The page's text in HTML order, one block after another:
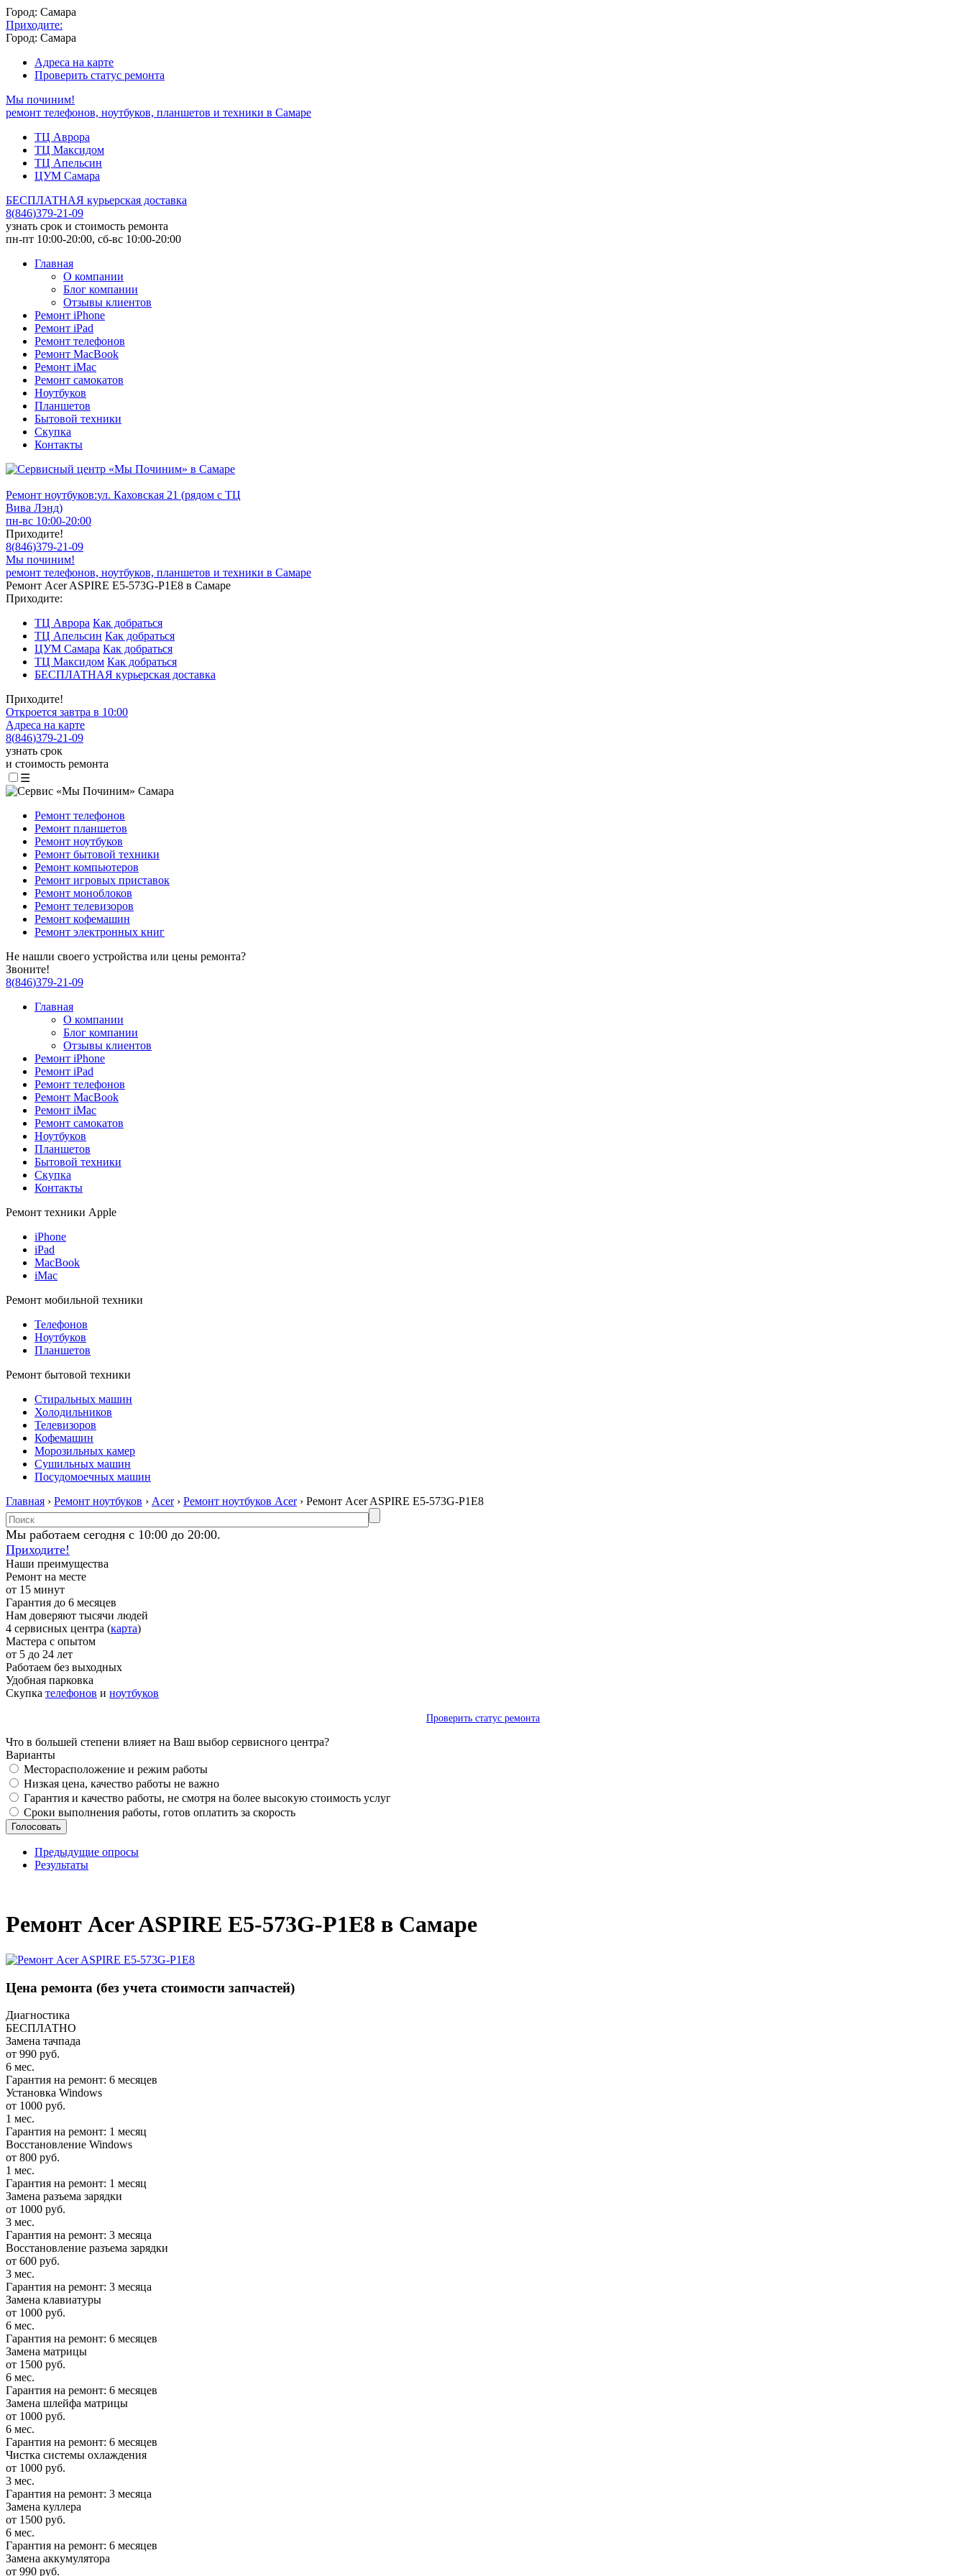
Город: Самара
Приходите:
Город: Самара
Адреса на карте
Проверить статус ремонта
Мы починим!
ремонт телефонов, ноутбуков, планшетов и техники в Самаре
ТЦ Аврора
ТЦ Максидом
ТЦ Апельсин
ЦУМ Самара
БЕСПЛАТНАЯ курьерская доставка
8(846)379-21-09
узнать срок и стоимость ремонта
пн-пт 10:00-20:00, сб-вс 10:00-20:00
Главная
О компании
Блог компании
Отзывы клиентов
Ремонт iPhone
Ремонт iPad
Ремонт телефонов
Ремонт MacBook
Ремонт iMac
Ремонт самокатов
Ноутбуков
Планшетов
Бытовой техники
Скупка
Контакты
Ремонт ноутбуков:ул. Каховская 21 (рядом с ТЦ
Вива Лэнд)
пн-вс 10:00-20:00
Приходите!
8(846)379-21-09
Мы починим!
ремонт телефонов, ноутбуков, планшетов и техники в Самаре
Ремонт Acer ASPIRE E5-573G-P1E8 в Самаре
Приходите:
ТЦ Аврора Как добраться
ТЦ Апельсин Как добраться
ЦУМ Самара Как добраться
ТЦ Максидом Как добраться
БЕСПЛАТНАЯ курьерская доставка
Приходите!
Откроется завтра в 10:00
Адреса на карте
8(846)379-21-09
узнать срок
и стоимость ремонта
☰
Ремонт телефонов
Ремонт планшетов
Ремонт ноутбуков
Ремонт бытовой техники
Ремонт компьютеров
Ремонт игровых приставок
Ремонт моноблоков
Ремонт телевизоров
Ремонт кофемашин
Ремонт электронных книг
Не нашли своего устройства или цены ремонта?
Звоните!
8(846)379-21-09
Главная
О компании
Блог компании
Отзывы клиентов
Ремонт iPhone
Ремонт iPad
Ремонт телефонов
Ремонт MacBook
Ремонт iMac
Ремонт самокатов
Ноутбуков
Планшетов
Бытовой техники
Скупка
Контакты
Ремонт техники Apple
iPhone
iPad
MacBook
iMac
Ремонт мобильной техники
Телефонов
Ноутбуков
Планшетов
Ремонт бытовой техники
Стиральных машин
Холодильников
Телевизоров
Кофемашин
Морозильных камер
Сушильных машин
Посудомоечных машин
Главная › Ремонт ноутбуков › Acer› Ремонт ноутбуков Acer› Ремонт Acer ASPIRE E5-573G-P1E8
Мы работаем сегодня с 10:00 до 20:00.
Приходите!
Наши преимущества
Ремонт на месте
от 15 минут
Гарантия до 6 месяцев
Нам доверяют тысячи людей
4 сервисных центра (карта)
Мастера с опытом
от 5 до 24 лет
Работаем без выходных
Удобная парковка
Скупка телефонов и ноутбуков
Проверить статус ремонта
Что в большей степени влияет на Ваш выбор сервисного центра?
Варианты
Месторасположение и режим работы
Низкая цена, качество работы не важно
Гарантия и качество работы, не смотря на более высокую стоимость услуг
Сроки выполнения работы, готов оплатить за скорость
Предыдущие опросы
Результаты
Ремонт Acer ASPIRE E5-573G-P1E8 в Самаре
Цена ремонта (без учета стоимости запчастей)
Диагностика
БЕСПЛАТНО
Замена тачпада
от 990 руб.
6 мес.
Гарантия на ремонт: 6 месяцев
Установка Windows
от 1000 руб.
1 мес.
Гарантия на ремонт: 1 месяц
Восстановление Windows
от 800 руб.
1 мес.
Гарантия на ремонт: 1 месяц
Замена разъема зарядки
от 1000 руб.
3 мес.
Гарантия на ремонт: 3 месяца
Восстановление разъема зарядки
от 600 руб.
3 мес.
Гарантия на ремонт: 3 месяца
Замена клавиатуры
от 1000 руб.
6 мес.
Гарантия на ремонт: 6 месяцев
Замена матрицы
от 1500 руб.
6 мес.
Гарантия на ремонт: 6 месяцев
Замена шлейфа матрицы
от 1000 руб.
6 мес.
Гарантия на ремонт: 6 месяцев
Чистка системы охлаждения
от 1000 руб.
3 мес.
Гарантия на ремонт: 3 месяца
Замена куллера
от 1500 руб.
6 мес.
Гарантия на ремонт: 6 месяцев
Замена аккумулятора
от 990 руб.